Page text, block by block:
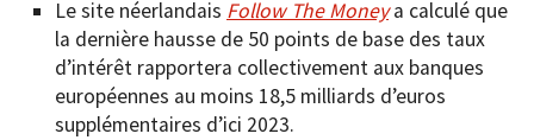
Le site néerlandais Follow The Moneya calculé que
la dernière hausse de 50 points de base des taux
d’intérêt rapportera collectivement aux banques
européennes au moins 18,5 milliards d’euros
supplémentaires d’ici 2023.